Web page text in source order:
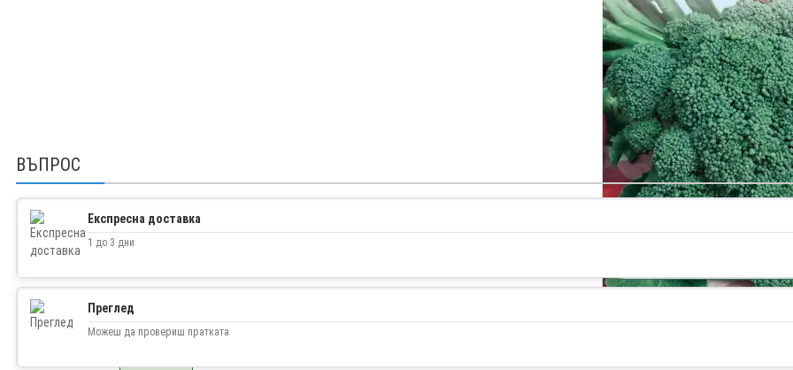
0.66€ (1.29 лв.)
ВЪПРОС
Експресна доставка
1 до 3 дни
Преглед
Можеш да провериш пратката